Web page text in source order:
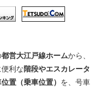
都営大江戸線ホームから、
利な階段やエスカレータ
置（乗車位置）
を、号車